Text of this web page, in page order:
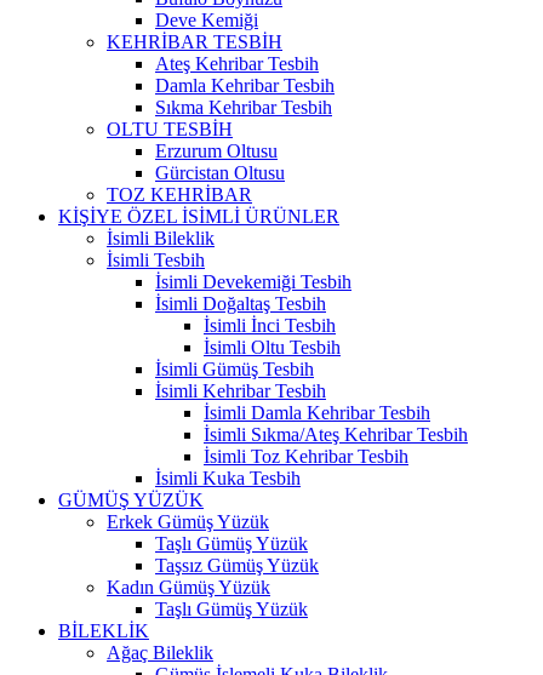
Deve Kemiği
KEHRİBAR TESBİH
Ateş Kehribar Tesbih
Damla Kehribar Tesbih
Sıkma Kehribar Tesbih
OLTU TESBİH
Erzurum Oltusu
Gürcistan Oltusu
TOZ KEHRİBAR
KİŞİYE ÖZEL İSİMLİ ÜRÜNLER
İsimli Bileklik
İsimli Tesbih
İsimli Devekemiği Tesbih
İsimli Doğaltaş Tesbih
İsimli İnci Tesbih
İsimli Oltu Tesbih
İsimli Gümüş Tesbih
İsimli Kehribar Tesbih
İsimli Damla Kehribar Tesbih
İsimli Sıkma/Ateş Kehribar Tesbih
İsimli Toz Kehribar Tesbih
İsimli Kuka Tesbih
GÜMÜŞ YÜZÜK
Erkek Gümüş Yüzük
Taşlı Gümüş Yüzük
Taşsız Gümüş Yüzük
Kadın Gümüş Yüzük
Taşlı Gümüş Yüzük
BİLEKLİK
Ağaç Bileklik